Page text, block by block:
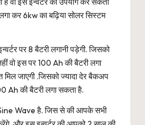
कर 6kw का बढ़िया सोलर सिस्टम
पर 8 बैटरी लगानी पड़ेगी. जिसको
वो इस पर 100 Ah की बैटरी लगा
जाएगी .जिसको ज्यादा देर बैकअप
Ah की बैटरी लगा सकता है.
Wave है. जिस से की आपके सभी